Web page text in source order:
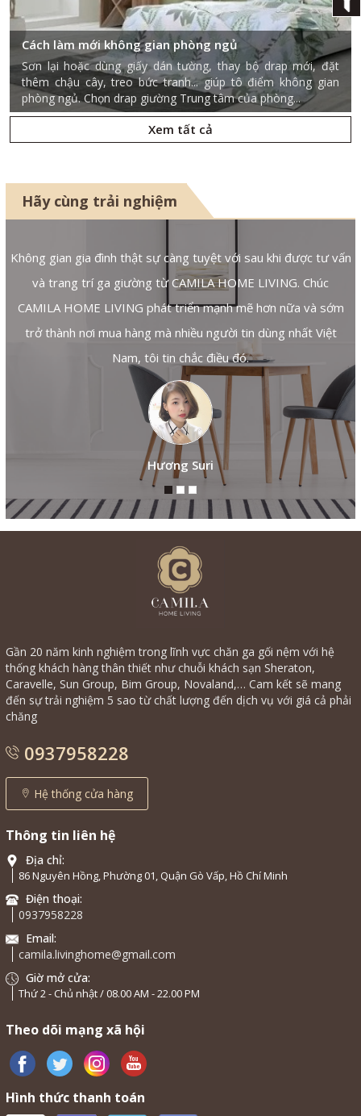
Cách làm mới không gian phòng ngủ
Sơn lại hoặc dùng giấy dán tường, thay bộ drap mới, đặt
thêm chậu cây, treo bức tranh... giúp tô điểm không gian
phòng ngủ. Chọn drap giường Trung tâm của phòng...
Xem tất cả
Hãy cùng trải nghiệm
Không gian gia đình thật sự càng tuyệt với sau khi được tư vấn
và trang trí ga giường từ CAMILA HOME LIVING. Chúc
CAMILA HOME LIVING phát triển mạnh mẽ hơn nữa và sớm
trở thành nơi mua hàng mà nhiều người tin dùng nhất Việt
Nam, tôi tin chắc điều đó.
Hương Suri
Gần 20 năm kinh nghiệm trong lĩnh vực chăn ga gối nệm với hệ
thống khách hàng thân thiết như chuỗi khách sạn Sheraton,
Caravelle, Sun Group, Bim Group, Novaland,… Cam kết sẽ mang
đến sự trải nghiệm 5 sao từ chất lượng đến dịch vụ với giá cả phải
chăng
0937958228
Hệ thống cửa hàng
Thông tin liên hệ
Địa chỉ:
86 Nguyên Hồng, Phường 01, Quận Gò Vấp, Hồ Chí Minh
Điện thoại:
0937958228
Email:
camila.livinghome@gmail.com
Giờ mở cửa:
Thứ 2 - Chủ nhật / 08.00 AM - 22.00 PM
Theo dõi mạng xã hội
Hình thức thanh toán